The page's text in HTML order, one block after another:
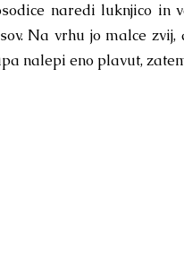
naredi luknjico in
Na vrhu jo malce
nalepi eno plavut,